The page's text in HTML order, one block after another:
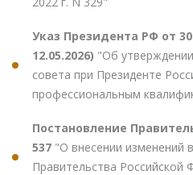
Указ Президента РФ от
12.05.2026) "Об
совета при Президенте
профессиональным
Постановление
537 "О внесении изменений
Правительства Российской